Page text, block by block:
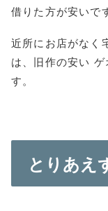
借りた方が安いで
近所にお店がなく
は、旧作の安い
す。
とりあえ